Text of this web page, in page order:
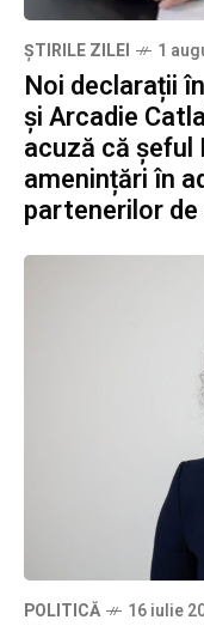
ȘTIRILE ZILEI 1
Noi declarații
și Arcadie
acuză că șeful
amenințări în
partenerilor
POLITICĂ 16 iulie